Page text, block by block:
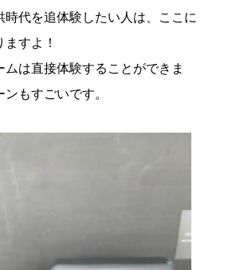
時代を追体験したい人は、ここに
すよ！
ムは直接体験することができま
もすごいです。